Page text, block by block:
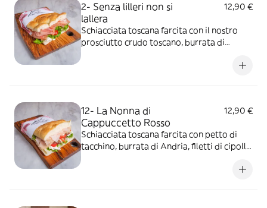
2- Senza lilleri non si
lallera
12,90 €
Schiacciata toscana farcita con il nostro
prosciutto crudo toscano, burrata di
12- La Nonna di
Cappuccetto Rosso
12,90 €
Schiacciata toscana farcita con petto di
tacchino, burrata di Andria, filetti di cipolla